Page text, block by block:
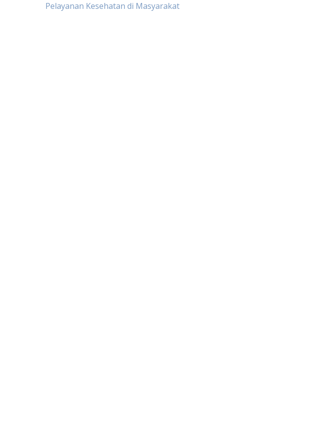
Pelayanan Kesehatan di Masyarakat